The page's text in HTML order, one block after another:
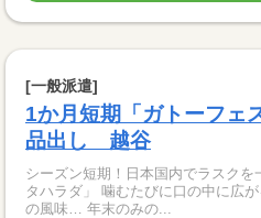
[一般派遣]
1か月短期「ガトーフェ
品出し 越谷
シーズン短期！日本国内でラスクを
タハラダ」 噛むたびに口の中に広
の風味… 年末のみの...